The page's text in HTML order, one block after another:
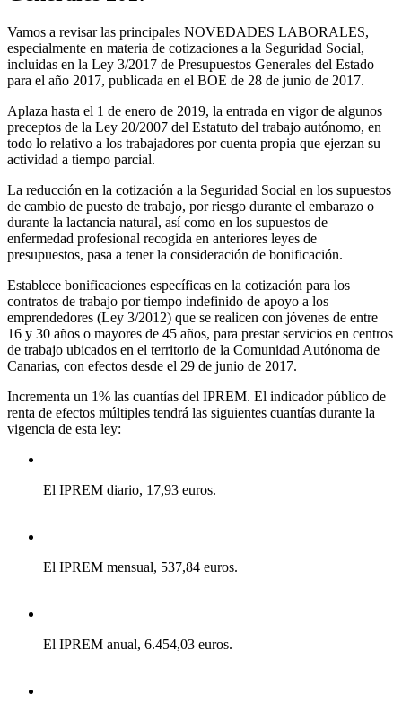
Vamos a revisar las principales NOVEDADES LABORALES,
especialmente en materia de cotizaciones a la Seguridad Social,
incluidas en la Ley 3/2017 de Presupuestos Generales del Estado
para el año 2017, publicada en el BOE de 28 de junio de 2017.
Aplaza hasta el 1 de enero de 2019, la entrada en vigor de algunos
preceptos de la Ley 20/2007 del Estatuto del trabajo autónomo, en
todo lo relativo a los trabajadores por cuenta propia que ejerzan su
actividad a tiempo parcial.
La reducción en la cotización a la Seguridad Social en los supuestos
de cambio de puesto de trabajo, por riesgo durante el embarazo o
durante la lactancia natural, así como en los supuestos de
enfermedad profesional recogida en anteriores leyes de
presupuestos, pasa a tener la consideración de bonificación.
Establece bonificaciones específicas en la cotización para los
contratos de trabajo por tiempo indefinido de apoyo a los
emprendedores (Ley 3/2012) que se realicen con jóvenes de entre
16 y 30 años o mayores de 45 años, para prestar servicios en centros
de trabajo ubicados en el territorio de la Comunidad Autónoma de
Canarias, con efectos desde el 29 de junio de 2017.
Incrementa un 1% las cuantías del IPREM. El indicador público de
renta de efectos múltiples tendrá las siguientes cuantías durante la
vigencia de esta ley:
El IPREM diario, 17,93 euros.
El IPREM mensual, 537,84 euros.
El IPREM anual, 6.454,03 euros.